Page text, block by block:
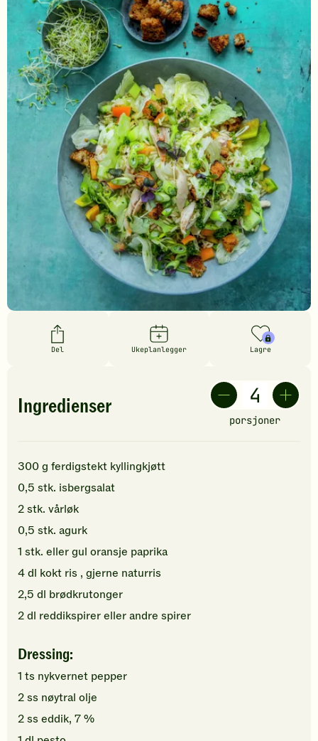
Del Ukeplanlegger Lagre
Ingredienser
porsjoner
300g ferdigstekt kyllingkjøtt
0,5 stk. isbergsalat
2stk. vårløk
0,5 stk. agurk
1 stk. eller gul oransje paprika
4dl kokt ris , gjerne naturris
2,5 dl brødkrutonger
2dl reddikspirereller andre spirer
Dressing:
1 ts nykvernet pepper
2ss nøytral olje
2ss eddik, 7 %